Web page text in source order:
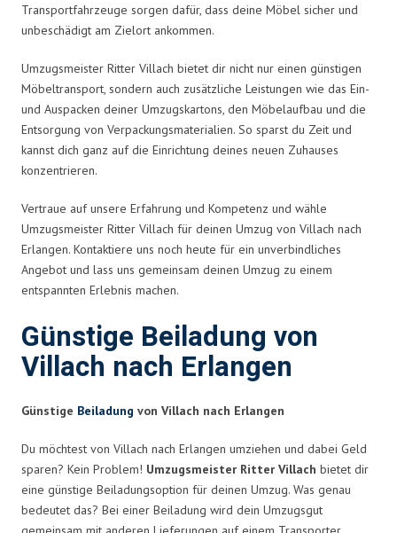
Transportfahrzeuge sorgen dafür, dass deine Möbel sicher und
unbeschädigt am Zielort ankommen.
Umzugsmeister Ritter Villach bietet dir nicht nur einen günstigen
Möbeltransport, sondern auch zusätzliche Leistungen wie das Ein-
und Auspacken deiner Umzugskartons, den Möbelaufbau und die
Entsorgung von Verpackungsmaterialien. So sparst du Zeit und
kannst dich ganz auf die Einrichtung deines neuen Zuhauses
konzentrieren.
Vertraue auf unsere Erfahrung und Kompetenz und wähle
Umzugsmeister Ritter Villach für deinen Umzug von Villach nach
Erlangen. Kontaktiere uns noch heute für ein unverbindliches
Angebot und lass uns gemeinsam deinen Umzug zu einem
entspannten Erlebnis machen.
Günstige Beiladung von
Villach nach Erlangen
Günstige Beiladung von Villach nach Erlangen
Du möchtest von Villach nach Erlangen umziehen und dabei Geld
sparen? Kein Problem! Umzugsmeister Ritter Villach bietet dir
eine günstige Beiladungsoption für deinen Umzug. Was genau
bedeutet das? Bei einer Beiladung wird dein Umzugsgut